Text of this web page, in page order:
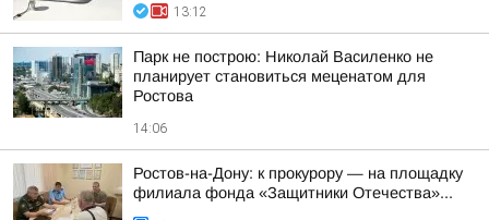
13:12
Парк не построю: Николай Василенко не
планирует становиться меценатом для
Ростова
14:06
Ростов-на-Дону: к прокурору — на площадку
филиала фонда «Защитники Отечества»...